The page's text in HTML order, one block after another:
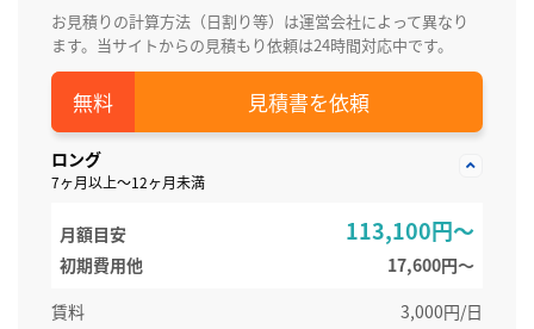
お見積りの計算方法（日割り等）は運営会社によって異なり
ます。当サイトからの見積もり依頼は24時間対応中です。
見積書を依頼
ロング
7ヶ月以上～12ヶ月未満
月額目安 113,100円～
初期費用他
17,600円〜
賃料
3,000円/日